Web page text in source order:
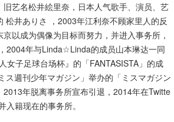
艺名松井絵里奈，日本人气歌手、演员、艺
松井ありさ ，2003年江利奈不顾家里人的反
以成为偶像为目标而努力，并进入事务所，
2004年与Linda☆Linda的成员山本琳达一同
女子足球台场杯』的「FANTASISTA」的成
ス週刊少年マガジン」举办的「ミスマガジン
年脱离事务所宣布引退，2014年在Twitte
入籍现在的事务所。